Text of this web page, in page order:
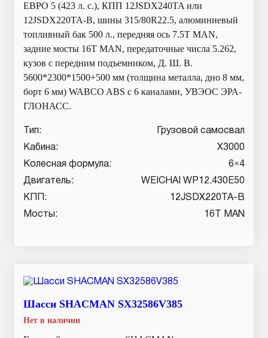
ЕВРО 5 (423 л. с.), КПП 12JSDX240TA или
12JSDX220TA-B, шины 315/80R22.5, алюминиевый
топливный бак 500 л., передняя ось 7.5T MAN,
задние мосты 16T MAN, передаточные числа 5.262,
кузов с передним подъемником, Д. Ш. В.
5600*2300*1500+500 мм (толщина металла, дно 8 мм,
борт 6 мм) WABCO ABS с 6 каналами, УВЭОС ЭРА-
ГЛОНАСС.
Тип:
Грузовой самосвал
Кабина:
X3000
Колесная формула:
6×4
Двигатель:
WEICHAI WP12.430E50
КПП:
12JSDX220TA-B
Мосты:
16T MAN
Шасси SHACMAN SX32586V385
Нет в наличии